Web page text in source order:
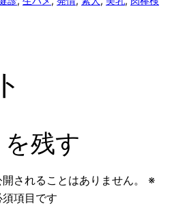
残す
されることはありません。
※
項目です